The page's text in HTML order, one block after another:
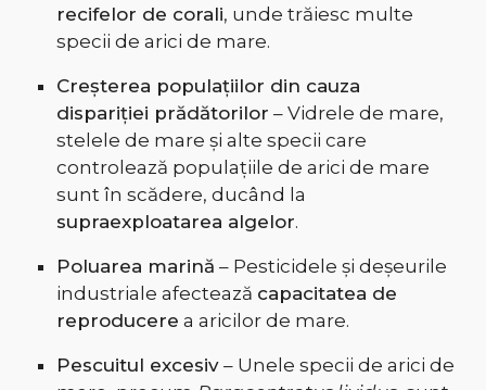
recifelor de corali, unde trăiesc multe
specii de arici de mare.
Creșterea populațiilor din cauza
dispariției prădătorilor – Vidrele de mare,
stelele de mare și alte specii care
controlează populațiile de arici de mare
sunt în scădere, ducând la
supraexploatarea algelor.
Poluarea marină – Pesticidele și deșeurile
industriale afectează capacitatea de
reproducere a aricilor de mare.
Pescuitul excesiv– Unele specii de arici de